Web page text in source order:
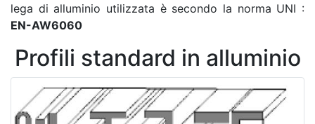
lega di alluminio utilizzata è secondo la norma UNI :
EN-AW6060
Profili standard in alluminio